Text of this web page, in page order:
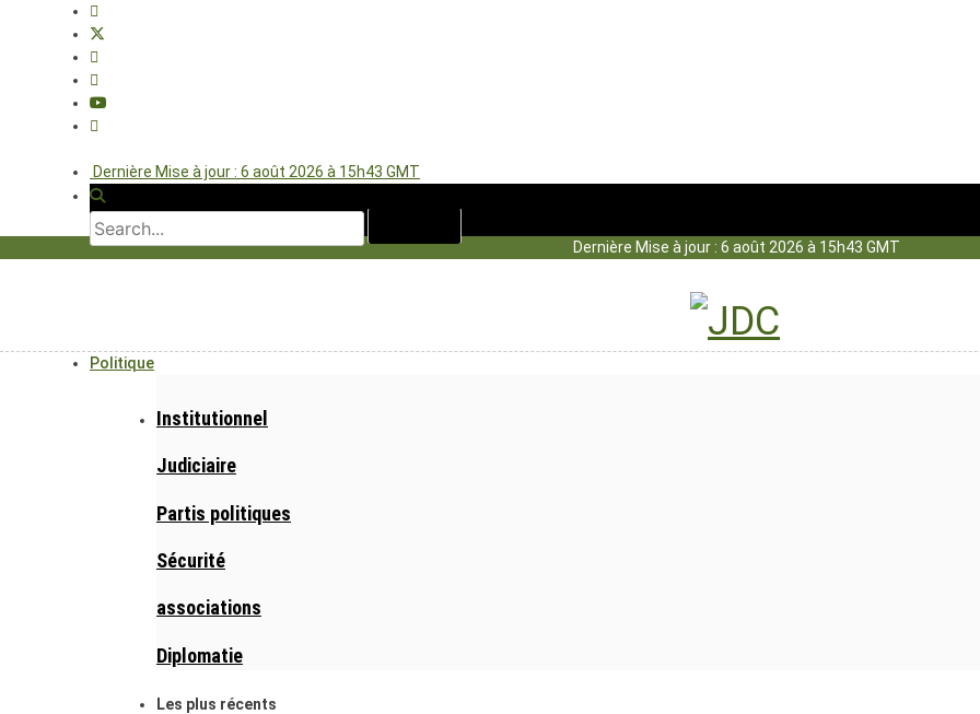
Dernière Mise à jour : 6 août 2026 à 15h43 GMT
Dernière Mise à jour : 6 août 2026 à 15h43 GMT
Politique
Institutionnel
Judiciaire
Partis politiques
Sécurité
associations
Diplomatie
Les plus récents